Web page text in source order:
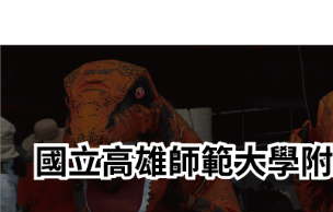
轉
要
內
容